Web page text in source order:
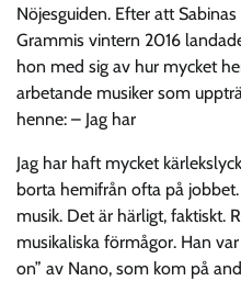
Nöjesguiden. Efter att
Grammis vintern 2016
hon med sig av hur mycket
arbetande musiker som
henne: – Jag har
Jag har haft mycket
borta hemifrån ofta på
musik. Det är härligt, faktiskt.
musikaliska förmågor. Han
on” av Nano, som kom på